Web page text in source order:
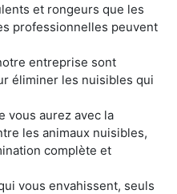
et rongeurs que les
professionnelles peuvent
entreprise sont
éliminer les nuisibles qui
vous aurez avec la
les animaux nuisibles,
complète et
vous envahissent, seuls